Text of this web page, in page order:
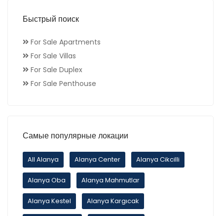
Быстрый поиск
For Sale Apartments
For Sale Villas
For Sale Duplex
For Sale Penthouse
Самые популярные локации
All Alanya Alanya Center Alanya Cikcilli
Alanya Oba Alanya Mahmutlar
Alanya Kestel Alanya Kargıcak